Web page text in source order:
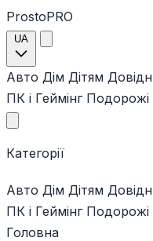
ProstoPRO
UA
Авто Дім Дітям
ПК і Геймінг Подорожі
Категорії
Авто Дім Дітям
ПК і Геймінг Подорожі
Головна